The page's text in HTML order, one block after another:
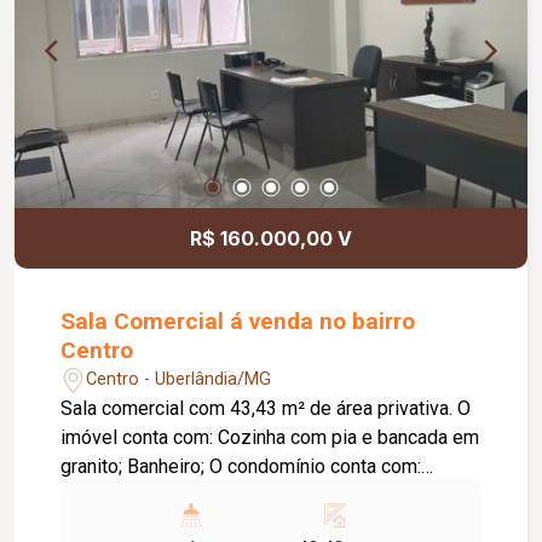
condomínio: Elevador; Portaria remota 24 horas;
Controle de acesso por biometria; Câmeras de
segurança em todos os andares e garagens;
Piscina adulto e infantil semi-aquecida;
Playground; 3 quiosques com churrasqueira;
Salão de festas; Lixeiras com acesso interno.
Uma excelente oportunidade para quem busca
um imóvel pronto para morar, com móveis,
acabamentos de qualidade e uma infraestrutura
R$ 160.000,00 V
Sala Comercial á venda no bairro
Centro
Centro - Uberlândia/MG
Sala comercial com 43,43 m² de área privativa. O
imóvel conta com: Cozinha com pia e bancada em
granito; Banheiro; O condomínio conta com:
andar; Piso em cerâmica; Prédio seguro, ideal